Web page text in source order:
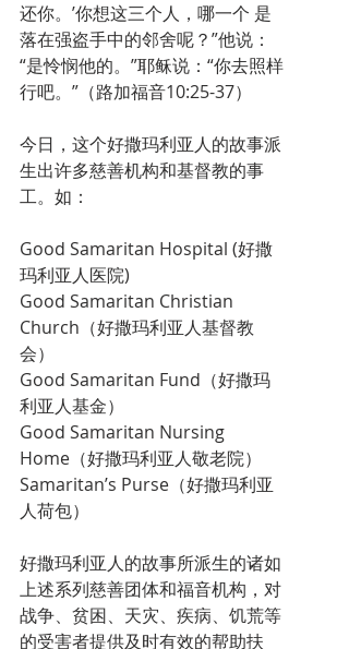
还你。’你想这三个人，哪一个 是
落在强盗手中的邻舍呢？”他说：
“是怜悯他的。”耶稣说：“你去照样
行吧。”（路加福音10:25-37）
今日，这个好撒玛利亚人的故事派
生出许多慈善机构和基督教的事
工。如：
Good Samaritan Hospital (好撒
玛利亚人医院)
Good Samaritan Christian
Church（好撒玛利亚人基督教
会）
Good Samaritan Fund（好撒玛
利亚人基金）
Good Samaritan Nursing
Home（好撒玛利亚人敬老院）
Samaritan’s Purse（好撒玛利亚
人荷包）
好撒玛利亚人的故事所派生的诸如
上述系列慈善团体和福音机构，对
战争、贫困、天灾、疾病、饥荒等
的受害者提供及时有效的帮助扶